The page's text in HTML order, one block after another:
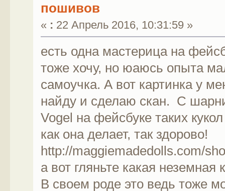
пошивов
« : 22 Апрель 2016, 10:31:59 »
есть одна мастерица на
тоже хочу, но юаюсь опыта
самоучка. А вот картинка у
найду и сделаю скан. С
Vogel на фейсбуке таких
как она делает, так здорово!
http://maggiemadedolls.com/
а вот гляньте какая
В своем роде это ведь тоже